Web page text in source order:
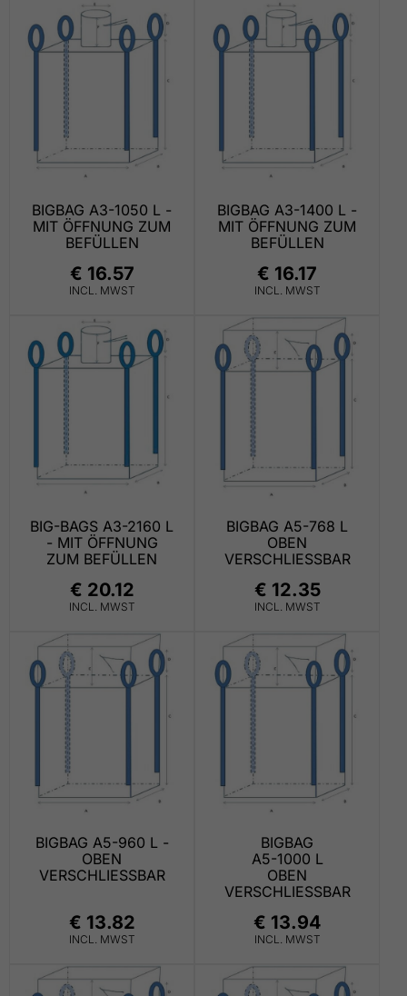
BIGBAG A3-1050 L -
MIT ÖFFNUNG ZUM
BEFÜLLEN
€ 16.57
INCL. MWST
BIGBAG A3-1400 L -
MIT ÖFFNUNG ZUM
BEFÜLLEN
€ 16.17
INCL. MWST
BIG-BAGS A3-2160 L
- MIT ÖFFNUNG
ZUM BEFÜLLEN
€ 20.12
INCL. MWST
BIGBAG A5-768 L
OBEN
VERSCHLIESSBAR
€ 12.35
INCL. MWST
BIGBAG A5-960 L -
OBEN
VERSCHLIESSBAR
€ 13.82
INCL. MWST
BIGBAG
A5-1000 L
OBEN
VERSCHLIESSBAR
€ 13.94
INCL. MWST